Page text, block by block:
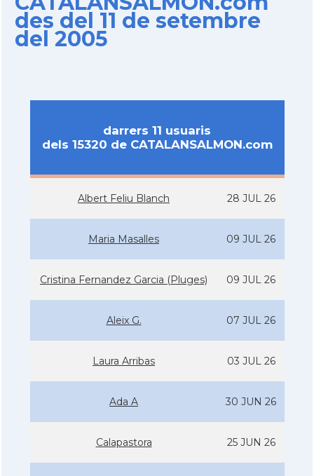
des del 11 de setembre
del 2005
darrers 11 usuaris
dels 15320 de CATALANSALMON.com
Albert Feliu Blanch 28 JUL 26
Maria Masalles 09 JUL 26
Cristina Fernandez Garcia (Pluges) 09 JUL 26
Aleix G. 07 JUL 26
Laura Arribas 03 JUL 26
Ada A 30 JUN 26
Calapastora 25 JUN 26